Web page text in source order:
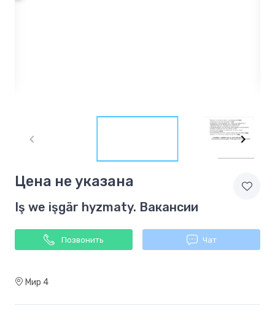
1
2
Цена не указана
Iş we işgär hyzmaty. Вакансии
Позвонить Чат
Мир 4